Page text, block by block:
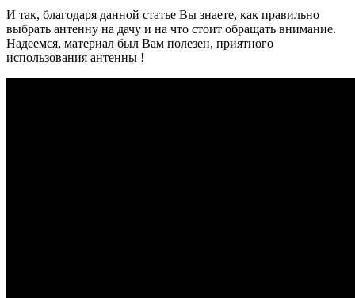
И так, благодаря данной статье Вы знаете, как правильно
выбрать антенну на дачу и на что стоит обращать внимание.
Надеемся, материал был Вам полезен, приятного
использования антенны !